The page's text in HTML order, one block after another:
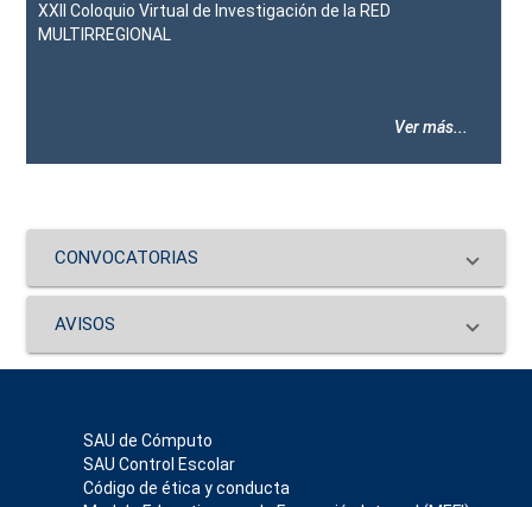
XXII Coloquio Virtual de Investigación de la RED
MULTIRREGIONAL
Ver más...
CONVOCATORIAS
AVISOS
SAU de Cómputo
SAU Control Escolar
Código de ética y conducta